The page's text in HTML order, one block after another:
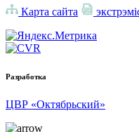
Карта сайта
Разработка
ЦВР «Октябрьский»